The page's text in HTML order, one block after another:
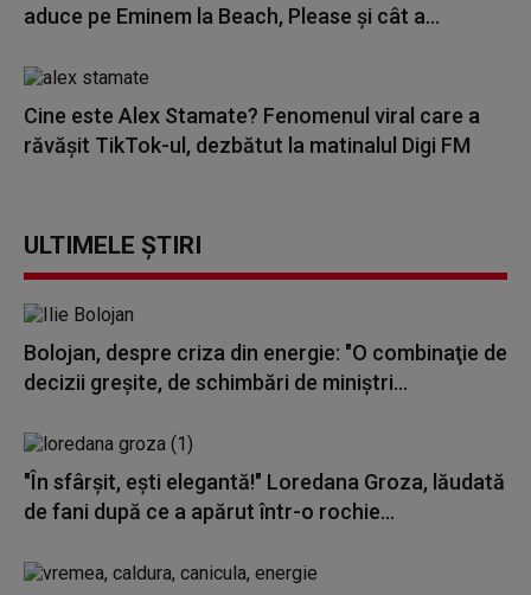
aduce pe Eminem la Beach, Please și cât a...
Cine este Alex Stamate? Fenomenul viral care a
răvășit TikTok-ul, dezbătut la matinalul Digi FM
ULTIMELE ȘTIRI
Bolojan, despre criza din energie: "O combinaţie de
decizii greşite, de schimbări de miniştri...
"În sfârșit, ești elegantă!" Loredana Groza, lăudată
de fani după ce a apărut într-o rochie...